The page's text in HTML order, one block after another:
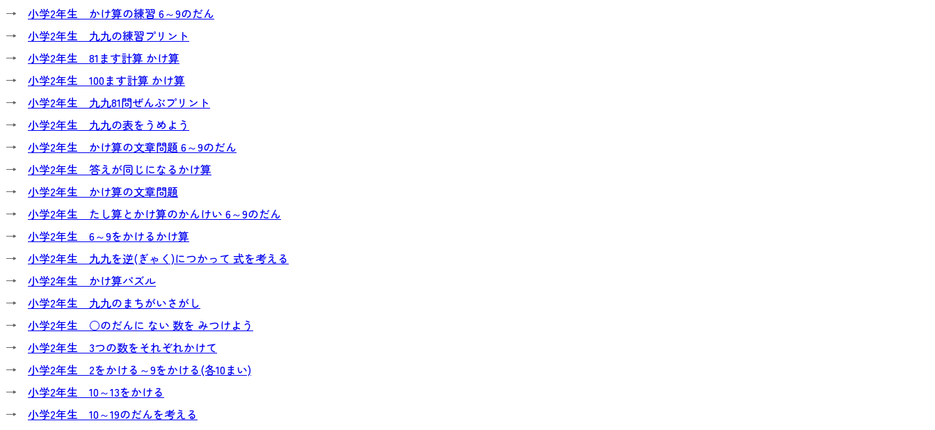
→ 小学2年生 かけ算の練習 6～9のだん
→ 小学2年生 九九の練習プリント
→ 小学2年生 81ます計算 かけ算
→ 小学2年生 100ます計算 かけ算
→ 小学2年生 九九81問ぜんぶプリント
→ 小学2年生 九九の表をうめよう
→ 小学2年生 かけ算の文章問題 6～9のだん
→ 小学2年生 答えが同じになるかけ算
→ 小学2年生 かけ算の文章問題
→ 小学2年生 たし算とかけ算のかんけい 6～9のだん
→ 小学2年生 6～9をかけるかけ算
→ 小学2年生 九九を逆(ぎゃく)につかって 式を考える
→ 小学2年生 かけ算パズル
→ 小学2年生 九九のまちがいさがし
→ 小学2年生 ○のだんに ない 数を みつけよう
→ 小学2年生 3つの数をそれぞれかけて
→ 小学2年生 2をかける～9をかける(各10まい)
→ 小学2年生 10～13をかける
→ 小学2年生 10～19のだんを考える